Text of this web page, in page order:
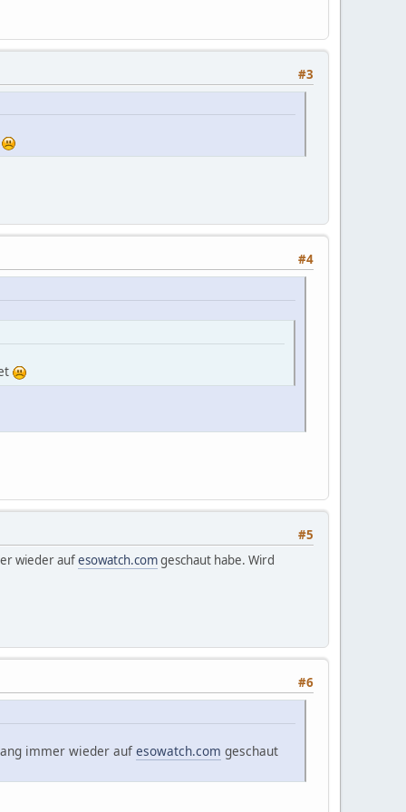
#3
#4
#5
wieder aufesowatch.comgeschaut habe. Wird
#6
immer wieder auf esowatch.com geschaut